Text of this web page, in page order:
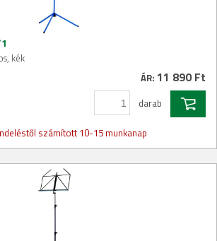
kék
ÁR: 11 890 Ft
darab
számított 10-15 munkanap